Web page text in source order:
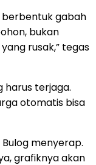
berbentuk gabah
bukan
rusak,” tegas
harus terjaga.
otomatis bisa
menyerap.
grafiknya akan